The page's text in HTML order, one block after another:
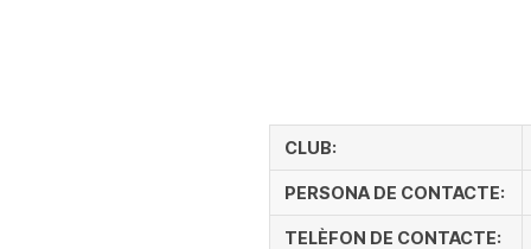
CLUB:
PERSONA DE CONTACTE:
TELÈFON DE CONTACTE: